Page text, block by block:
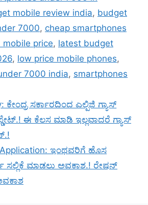
mobile review india, budget
7000, cheap smartphones
mobile price, latest budget
, low price mobile phones,
7000 india, smartphones
ಕೇಂದ್ರ ಸರ್ಕಾರದಿಂದ ಎಲ್ಪಿಜಿ ಗ್ಯಾಸ್
ಈ ಕೆಲಸ ಮಾಡಿ ಇಲ್ಲವಾದರೆ ಗ್ಯಾಸ್
Application: ಇಂಥವರಿಗೆ ಹೊಸ
ಸಲ್ಲಿಕೆ ಮಾಡಲು ಅವಕಾಶ.! ರೇಷನ್